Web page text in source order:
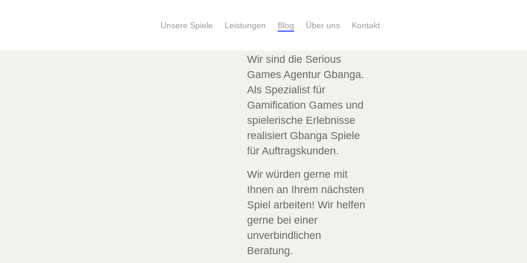
Unsere Spiele Leistungen Blog Über uns Kontakt
Wir sind die Serious
Games Agentur Gbanga.
Als Spezialist für
Gamification Games und
spielerische Erlebnisse
realisiert Gbanga Spiele
für Auftragskunden.
Wir würden gerne mit
Ihnen an Ihrem nächsten
Spiel arbeiten! Wir helfen
gerne bei einer
unverbindlichen
Beratung.